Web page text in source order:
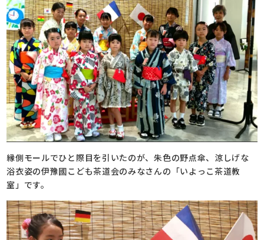
縁側モールでひと際目を引いたのが、朱色の野点傘、涼しげな
浴衣姿の伊豫國こども茶道会のみなさんの「いよっこ茶道教
室」です。